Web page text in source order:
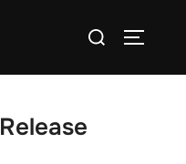
Suchen
Release